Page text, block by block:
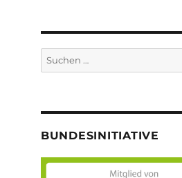
Suche
nach:
BUNDESINITIATIVE